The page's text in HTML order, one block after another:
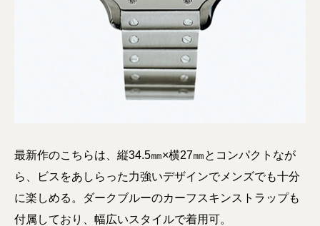
最新作のこちらは、縦34.5㎜×横27㎜とコンパクトなが
ら、ビスをあしらった力強いデザインでメンズでも十分
に楽しめる。ダークブルーのカーフスキンストラップも
付属しており、幅広いスタイルで着用可。